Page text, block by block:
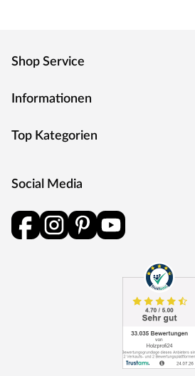
Shop Service
Informationen
Top Kategorien
Social Media